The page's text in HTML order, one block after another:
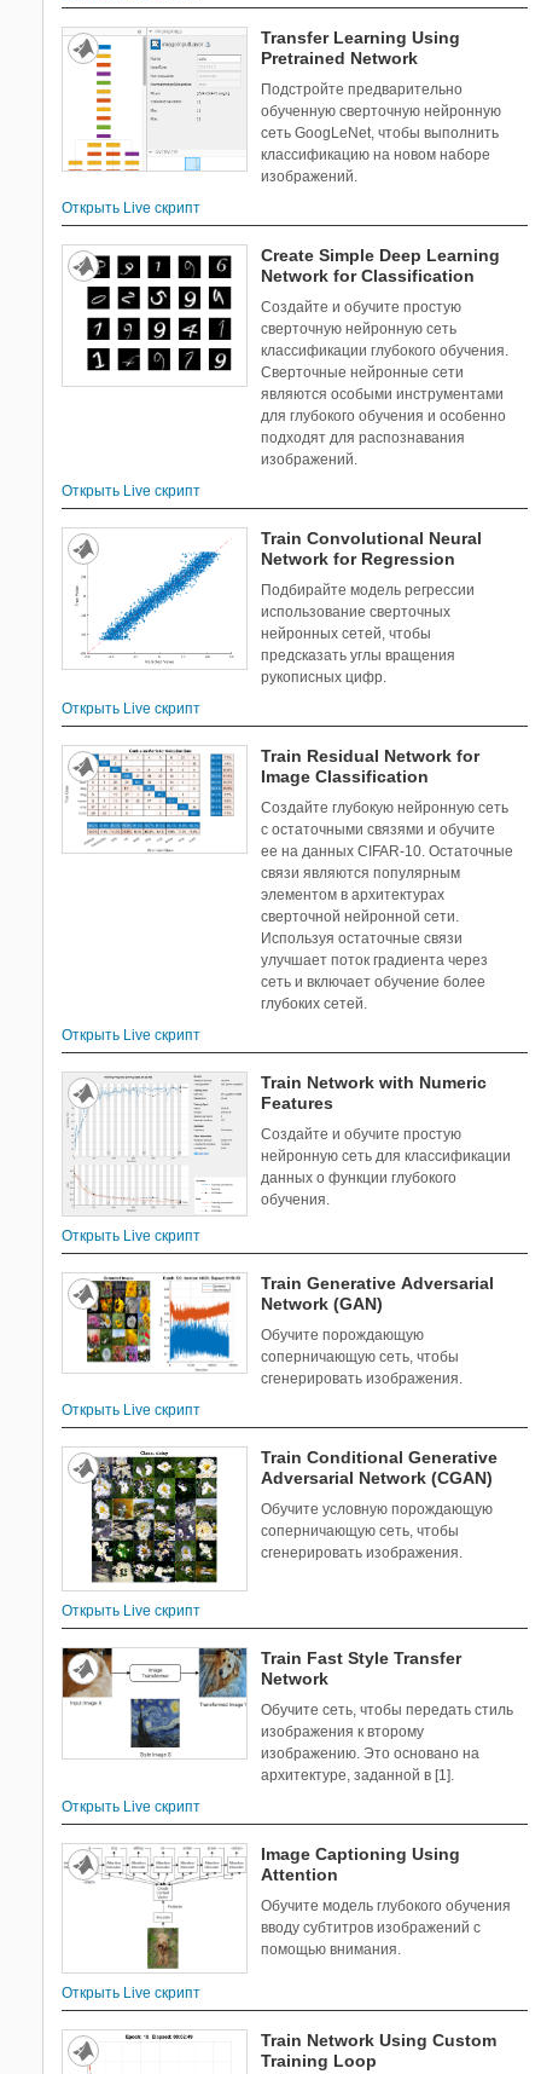
Transfer Learning Using
Pretrained Network
Подстройте предварительно
обученную сверточную нейронную
сеть GoogLeNet, чтобы выполнить
классификацию на новом наборе
изображений.
Открыть Live скрипт
Create Simple Deep Learning
Network for Classification
Создайте и обучите простую
сверточную нейронную сеть
классификации глубокого обучения.
Сверточные нейронные сети
являются особыми инструментами
для глубокого обучения и особенно
подходят для распознавания
изображений.
Открыть Live скрипт
Train Convolutional Neural
Network for Regression
Подбирайте модель регрессии
использование сверточных
нейронных сетей, чтобы
предсказать углы вращения
рукописных цифр.
Открыть Live скрипт
Train Residual Network for
Image Classification
Создайте глубокую нейронную сеть
с остаточными связями и обучите
ее на данных CIFAR-10. Остаточные
связи являются популярным
элементом в архитектурах
сверточной нейронной сети.
Используя остаточные связи
улучшает поток градиента через
сеть и включает обучение более
глубоких сетей.
Открыть Live скрипт
Train Network with Numeric
Features
Создайте и обучите простую
нейронную сеть для классификации
данных о функции глубокого
обучения.
Открыть Live скрипт
Train Generative Adversarial
Network (GAN)
Обучите порождающую
соперничающую сеть, чтобы
сгенерировать изображения.
Открыть Live скрипт
Train Conditional Generative
Adversarial Network (CGAN)
Обучите условную порождающую
соперничающую сеть, чтобы
сгенерировать изображения.
Открыть Live скрипт
Train Fast Style Transfer
Network
Обучите сеть, чтобы передать стиль
изображения к второму
изображению. Это основано на
архитектуре, заданной в [1].
Открыть Live скрипт
Image Captioning Using
Attention
Обучите модель глубокого обучения
вводу субтитров изображений с
помощью внимания.
Открыть Live скрипт
Train Network Using Custom
Training Loop